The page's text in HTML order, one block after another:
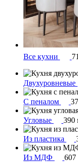
Все кухни
Двухуровневые
С пеналом
Угловые 390
Из пластика
Из МДФ 607